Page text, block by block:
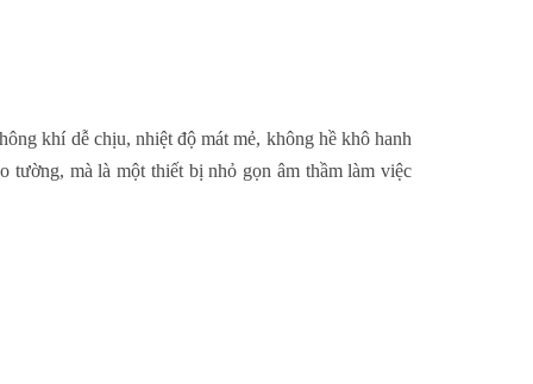
khí dễ chịu, nhiệt độ mát mẻ, không hề khô hanh
tường, mà là một thiết bị nhỏ gọn âm thầm làm việc